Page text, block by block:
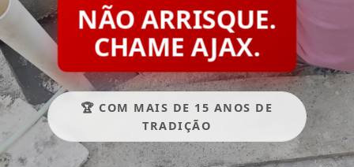
NÃO ARRISQUE.
CHAME AJAX.
🏆 COM MAIS DE 15 ANOS DE
TRADIÇÃO